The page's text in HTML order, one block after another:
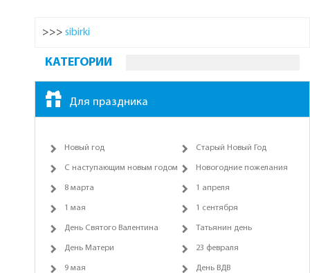
>>> sibirki
КАТЕГОРИИ
Для праздника
Новый год Старый Новый Год
С наступающим новым годом Новогодние пожелания
8 марта 1 апреля
1 мая 1 сентября
День Святого Валентина Татьянин день
День Матери 23 февраля
9 мая День ВДВ